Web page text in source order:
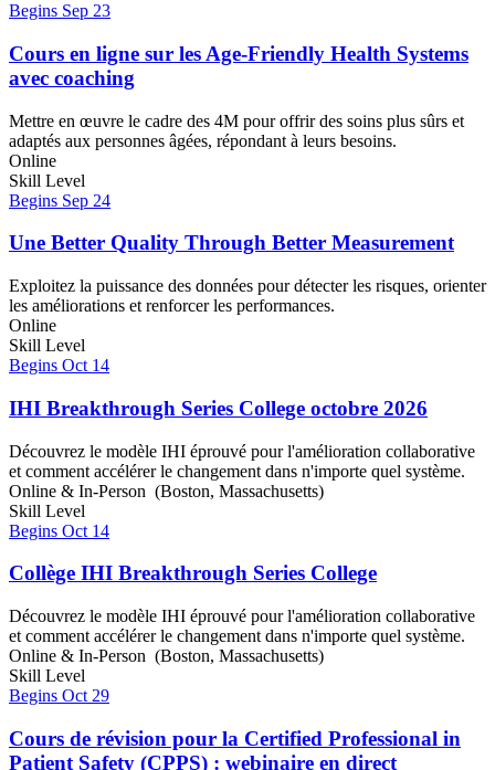
Begins Sep 23
Cours en ligne sur les Age-Friendly Health Systems
avec coaching
Mettre en œuvre le cadre des 4M pour offrir des soins plus sûrs et
adaptés aux personnes âgées, répondant à leurs besoins.
Online
Skill Level
Begins Sep 24
Une Better Quality Through Better Measurement
Exploitez la puissance des données pour détecter les risques, orienter
les améliorations et renforcer les performances.
Online
Skill Level
Begins Oct 14
IHI Breakthrough Series College octobre 2026
Découvrez le modèle IHI éprouvé pour l'amélioration collaborative
et comment accélérer le changement dans n'importe quel système.
Online & In-Person (Boston, Massachusetts)
Skill Level
Begins Oct 14
Collège IHI Breakthrough Series College
Découvrez le modèle IHI éprouvé pour l'amélioration collaborative
et comment accélérer le changement dans n'importe quel système.
Online & In-Person (Boston, Massachusetts)
Skill Level
Begins Oct 29
Cours de révision pour la Certified Professional in
Patient Safety (CPPS) : webinaire en direct